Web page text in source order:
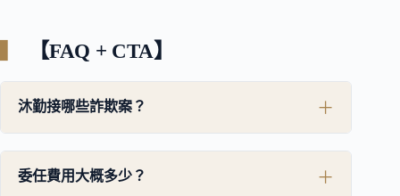
【FAQ + CTA】
沐勤接哪些詐欺案？
委任費用大概多少？